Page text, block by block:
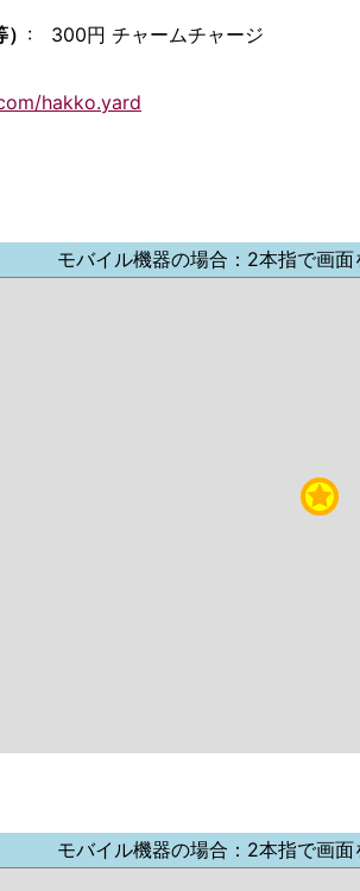
: 300円 チャームチャージ
hakko.yard
モバイル機器の場合：2本指で画
モバイル機器の場合：2本指で画